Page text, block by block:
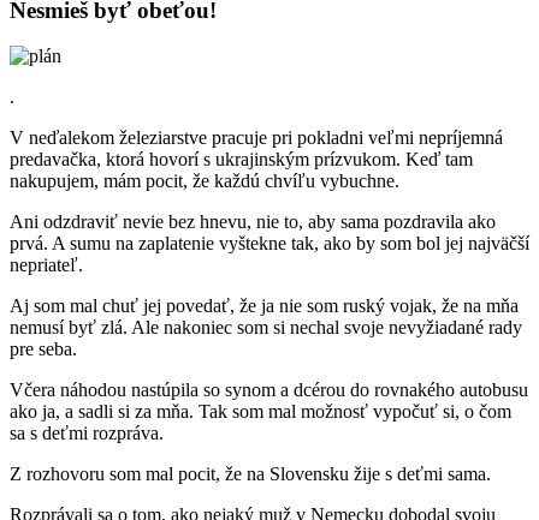
Nesmieš byť obeťou!
.
V neďalekom železiarstve pracuje pri pokladni veľmi nepríjemná
predavačka, ktorá hovorí s ukrajinským prízvukom. Keď tam
nakupujem, mám pocit, že každú chvíľu vybuchne.
Ani odzdraviť nevie bez hnevu, nie to, aby sama pozdravila ako
prvá. A sumu na zaplatenie vyštekne tak, ako by som bol jej najväčší
nepriateľ.
Aj som mal chuť jej povedať, že ja nie som ruský vojak, že na mňa
nemusí byť zlá. Ale nakoniec som si nechal svoje nevyžiadané rady
pre seba.
Včera náhodou nastúpila so synom a dcérou do rovnakého autobusu
ako ja, a sadli si za mňa. Tak som mal možnosť vypočuť si, o čom
sa s deťmi rozpráva.
Z rozhovoru som mal pocit, že na Slovensku žije s deťmi sama.
Rozprávali sa o tom, ako nejaký muž v Nemecku dobodal svoju